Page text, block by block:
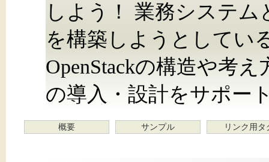
しよう！ 業務システ
を構築しようとしてい
OpenStackの構造や考
の導入・設計をサポー
概要 サンプル リンク用タ